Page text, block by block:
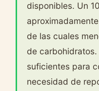
disponibles. Un
de las cuales
de
suficientes para
necesidad de